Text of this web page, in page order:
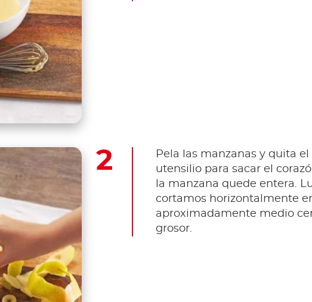
Pela las manzanas y quita
utensilio para sacar el
la manzana quede entera.
cortamos horizontalmente
aproximadamente medio
grosor.